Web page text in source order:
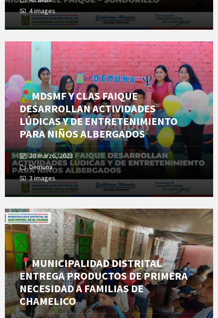
4 images
MDSMF Y CLAS FAIQUE
DESARROLLAN ACTIVIDADES
LÚDICAS Y DE ENTRETENIMIENTO
PARA NIÑOS ALBERGADOS
20 marzo, 2023
Demuna
3 images
Open
Gallery
MUNICIPALIDAD DISTRITAL
ENTREGA PRODUCTOS DE PRIMERA
NECESIDAD A FAMILIAS DE
CHAMELICO
Open
Gallery